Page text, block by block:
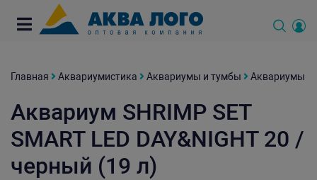
Главная Аквариумистика Аквариумы и тумбы Аквариумы
Аквариум SHRIMP SET
SMART LED DAY&NIGHT 20 /
черный (19 л)